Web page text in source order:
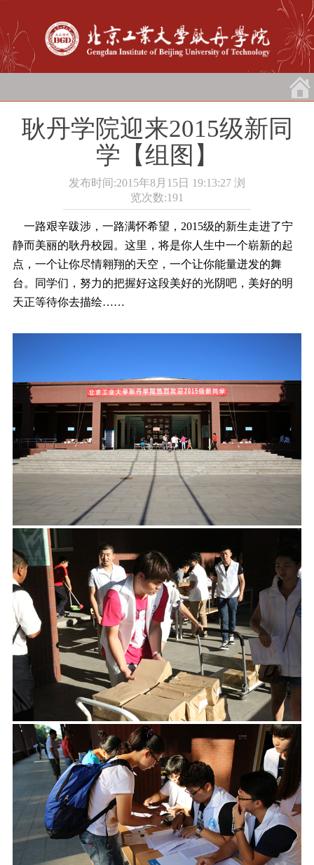
耿丹学院迎来2015级新同
学【组图】
发布时间:2015年8月15日 19:13:27 浏
览次数:191
一路艰辛跋涉，一路满怀希望，2015级的新生走进了宁
静而美丽的耿丹校园。这里，将是你人生中一个崭新的起
点，一个让你尽情翱翔的天空，一个让你能量迸发的舞
台。同学们，努力的把握好这段美好的光阴吧，美好的明
天正等待你去描绘……